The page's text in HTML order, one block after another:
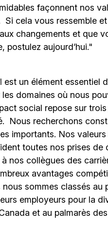
façonnent nos
cela vous ressemble
changements et que
postulez aujourd’hui."
un élément essentiel
domaines où nous
social repose sur
Nous recherchons
importants. Nos valeurs
toutes nos prises de
nos collègues des
avantages
sommes classés au
employeurs pour la
et au palmarès